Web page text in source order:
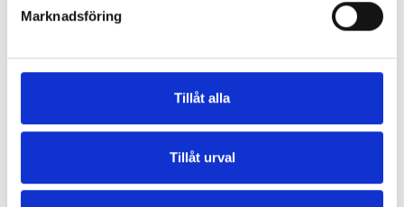
Marknadsföring
Tillåt alla
Tillåt urval